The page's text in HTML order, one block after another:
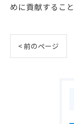
めに貢献するこ
< 前のページ